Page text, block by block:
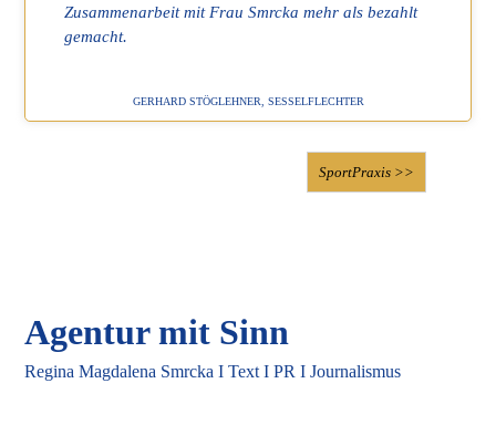
Zusammenarbeit mit Frau Smrcka mehr als bezahlt
gemacht.
GERHARD STÖGLEHNER, SESSELFLECHTER
SportPraxis
Agentur mit Sinn
Regina Magdalena Smrcka I Text I PR I Journalismus